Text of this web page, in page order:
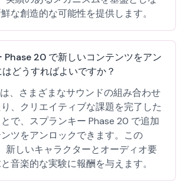
な創造的な可能性を提供します。
Phase 20 で新しいコンテンツをアン
どうすればよいですか？
、さまざまなサウンドの組み合わせ
、クリエイティブな課題を完了した
で、スプランキー Phase 20 で追加
ツをアンロックできます。この
新しいキャラクターとオーディオ要
音楽的な実験に報酬を与えます。